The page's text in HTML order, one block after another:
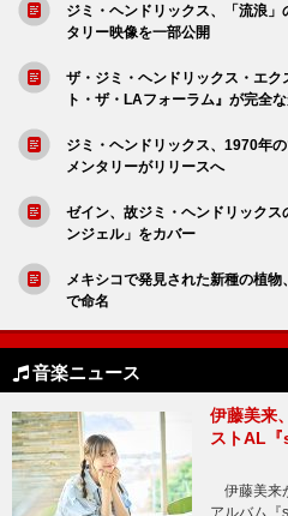
ジミ・ヘンドリックス、「流浪
タリー映像を一部公開
ザ・ジミ・ヘンドリックス・エ
ト・ザ・LAフォーラム』が完全
ジミ・ヘンドリックス、1970年
メンタリーがリリースへ
ゼイン、故ジミ・ヘンドリック
ンジェル」をカバー
メキシコで発見された新種の植
で命名
音楽ニュース
伊藤美来
ストAL
伊藤美来
アルバム『